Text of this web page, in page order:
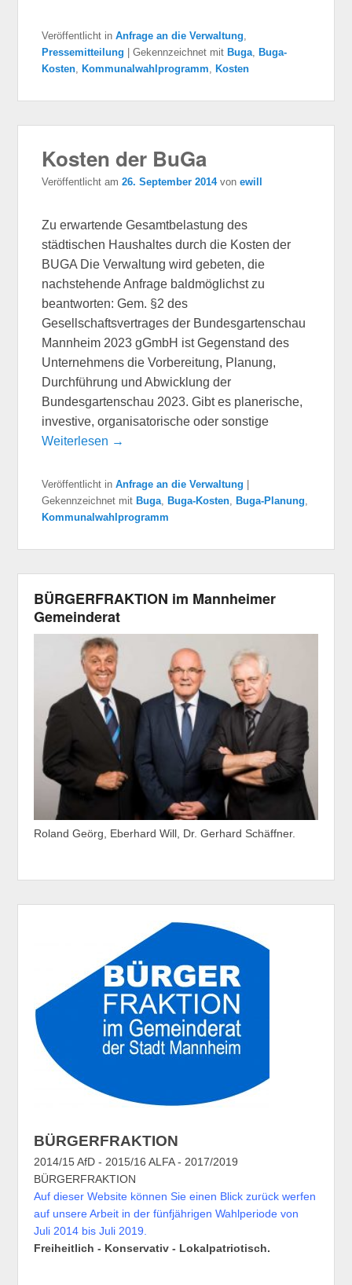
Veröffentlicht in Anfrage an die Verwaltung
Pressemitteilung |Gekennzeichnet mit Buga ,Buga-
Kosten ,Kommunalwahlprogramm ,Kosten
Kosten der BuGa
Veröffentlicht am26. September 2014 vonewill
Zu erwartende Gesamtbelastung des
städtischen Haushaltes durch die Kosten der
BUGA Die Verwaltung wird gebeten, die
nachstehende Anfrage baldmöglichst zu
beantworten: Gem. §2 des
Gesellschaftsvertrages der Bundesgartenschau
Mannheim 2023 gGmbH ist Gegenstand des
Unternehmens die Vorbereitung, Planung,
Durchführung und Abwicklung der
Bundesgartenschau 2023. Gibt es planerische,
investive, organisatorische oder sonstige
Weiterlesen →
Veröffentlicht in Anfrage an die Verwaltung
Gekennzeichnet mit Buga, Buga-Kosten, Buga-Planung,
Kommunalwahlprogramm
BÜRGERFRAKTION im Mannheimer
Gemeinderat
Roland Geörg, Eberhard Will, Dr. Gerhard Schäffner.
BÜRGERFRAKTION
2014/15 AfD - 2015/16 ALFA - 2017/2019
BÜRGERFRAKTION
Auf dieser Website können Sie einen Blick zurück werfen
auf unsere Arbeit in der fünfjährigen Wahlperiode von
Juli 2014 bis Juli 2019.
Freiheitlich - Konservativ - Lokalpatriotisch.